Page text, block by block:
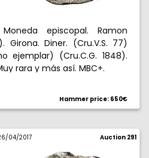
episcopal. Ramon
Girona. Diner. (Cru.V.S. 77)
ejemplar) (Cru.C.G. 1848).
rara y más así. MBC+.
Hammer price: 650€
04/2017 Auction 291